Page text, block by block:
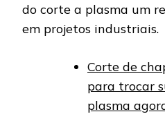
do corte a plasma um
em projetos industriais.
Corte de
para trocar
plasma